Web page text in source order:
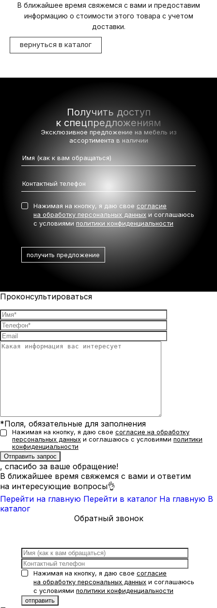
В ближайшее время свяжемся с вами и предоставим
информацию о стоимости этого товара с учетом
доставки.
вернуться в каталог
Получить доступ
к спецпредложениям
Эксклюзивное предложение на мебель из
ассортимента в наличии
Нажимая на кнопку, я даю свое согласие
на обработку персональных данных и соглашаюсь
с условиями политики конфиденциальности
Проконсультироваться
*Поля, обязательные для заполнения
Нажимая на кнопку, я даю свое согласие на обработку
персональных данных и соглашаюсь с условиями политики
конфиденциальности
, спасибо за ваше обращение!
В ближайшее время свяжемся с вами и ответим
на интересующие вопросы👌
Перейти на главную Перейти в каталог На главную В
каталог
Обратный звонок
Нажимая на кнопку, я даю свое согласие
на обработку персональных данных и соглашаюсь
с условиями политики конфиденциальности